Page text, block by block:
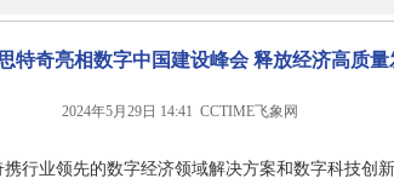
特奇亮相数字中国建设峰会 释放经济高质
2024年5月29日 14:41 CCTIME飞象网
行业领先的数字经济领域解决方案和数字科技创